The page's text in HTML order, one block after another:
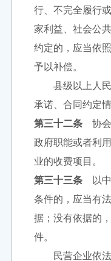
行、不完全履行
家利益、社会公
约定的，应当依
予以补偿。
县级以上人民
承诺、合同约定
第三十二条 协会
政府职能或者利
业的收费项目。
第三十三条 以中
条件的，应当有
据；没有依据的
件。
民营企业依法